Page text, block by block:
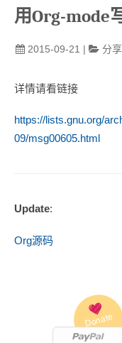
用Org-mode
2015-09-21 | 分享
详情请看链接
https://lists.gnu.org/
09/msg00605.html
Update:
Org源码
Donate